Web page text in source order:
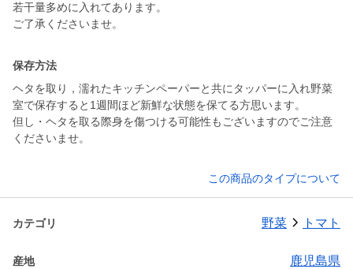
若干量多めに入れてあります。
保存方法
ヘタを取り，濡れたキッチンペーパーと共にタッパーに入れ野菜
室で保存すると1週間ほど新鮮な状態を保てる方思います。
但し・ヘタを取る際身を傷つける可能性もございますのでご注意
くださいませ。
この商品のタイプについて
カテゴリ 野菜 トマト
産地 鹿児島県